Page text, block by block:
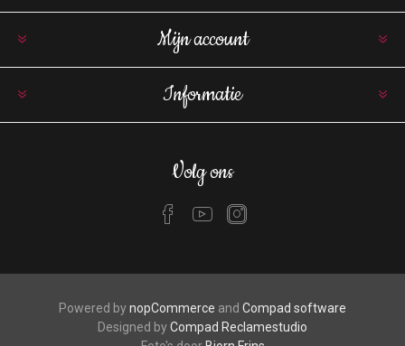
Mijn account
Informatie
Volg ons
Powered bynopCommerce and Compad software
Designed byCompad Reclamestudio